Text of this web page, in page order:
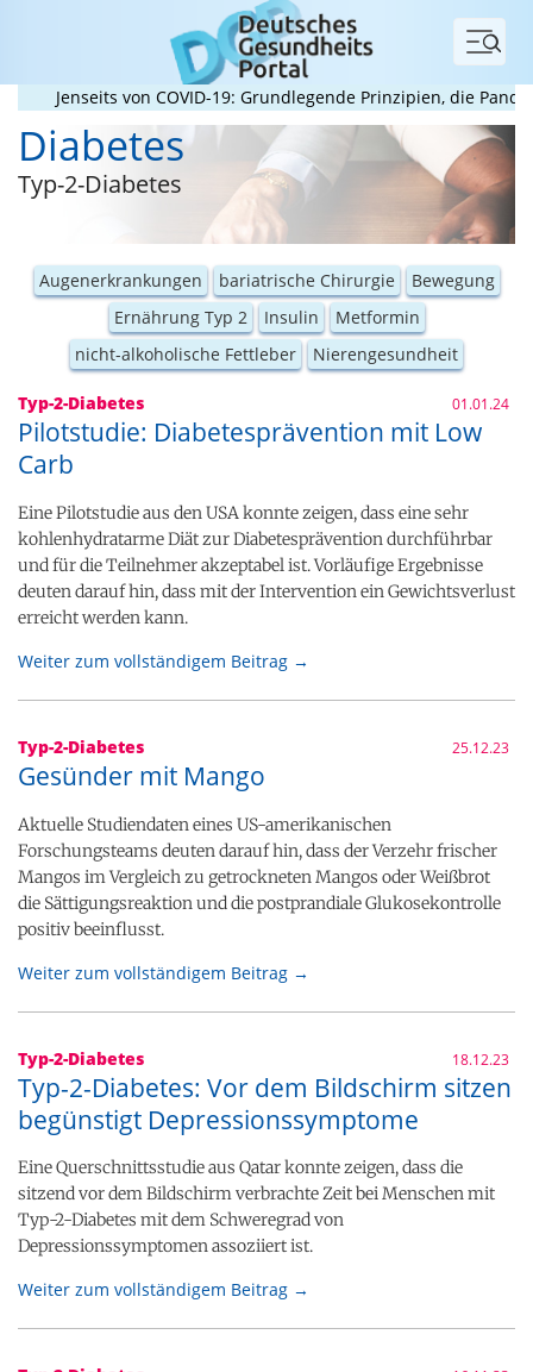
Menü
Jenseits von COVID-19: Grundlegende Prinzipien, die
Diabetes
Typ-2-Diabetes
Augenerkrankungen bariatrische Chirurgie
Bewegung
Ernährung Typ 2
Insulin
Metformin
nicht-alkoholische Fettleber
Nierengesundheit
Typ-2-Diabetes 01.01.24
Pilotstudie: Diabetesprävention mit Low
Carb
Eine Pilotstudie aus den USA konnte zeigen, dass eine sehr
kohlenhydratarme Diät zur Diabetesprävention durchführbar
und für die Teilnehmer akzeptabel ist. Vorläufige Ergebnisse
deuten darauf hin, dass mit der Intervention ein Gewichtsverlust
erreicht werden kann.
Weiter zum vollständigem Beitrag →
Typ-2-Diabetes 25.12.23
Gesünder mit Mango
Aktuelle Studiendaten eines US-amerikanischen
Forschungsteams deuten darauf hin, dass der Verzehr frischer
Mangos im Vergleich zu getrockneten Mangos oder Weißbrot
die Sättigungsreaktion und die postprandiale Glukosekontrolle
positiv beeinflusst.
Weiter zum vollständigem Beitrag →
Typ-2-Diabetes 18.12.23
Typ-2-Diabetes: Vor dem Bildschirm sitzen
begünstigt Depressionssymptome
Eine Querschnittsstudie aus Qatar konnte zeigen, dass die
sitzend vor dem Bildschirm verbrachte Zeit bei Menschen mit
Typ-2-Diabetes mit dem Schweregrad von
Depressionssymptomen assoziiert ist.
Weiter zum vollständigem Beitrag →